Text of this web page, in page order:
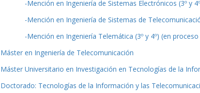
-Mención en Ingeniería de Sistemas Electrónicos (3º y
-Mención en Ingeniería de Sistemas de
-Mención en Ingeniería Telemática (3º y 4º) (en
Máster en Ingeniería de Telecomunicación
Máster Universitario en Investigación en Tecnologías de la
Doctorado: Tecnologías de la Información y las